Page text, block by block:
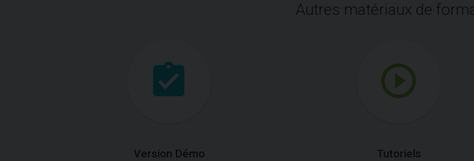
Autres matériaux de
Version Démo Tutoriels